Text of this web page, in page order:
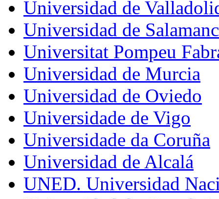
Universidad de
Universidad de
Universitat Pompeu
Universidad de Murcia
Universidad de Oviedo
Universidade de Vigo
Universidade da Coruña
Universidad de Alcalá
UNED. Universidad